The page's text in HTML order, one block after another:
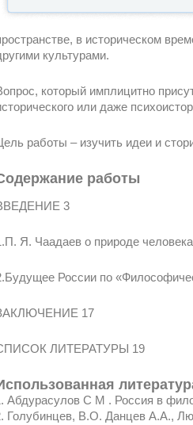
в историческом
культурами.
который имплицитно
или даже
работы – изучить идеи и
работы
3
Я. Чаадаев о природе
России по
17
ЛИТЕРАТУРЫ 19
Абдурасулов С М . Россия в
Голубинцев, В.О. Данцев А.А.,